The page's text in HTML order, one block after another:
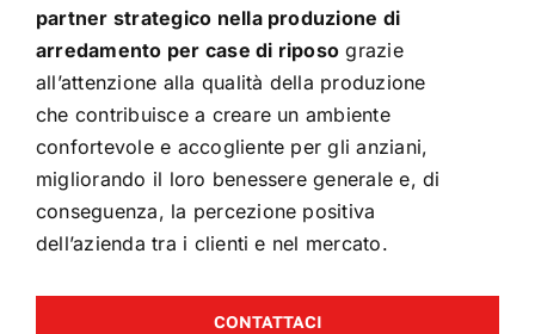
partner strategico nella produzione di
arredamento per case di riposo grazie
all’attenzione alla qualità della produzione
che contribuisce a creare un ambiente
confortevole e accogliente per gli anziani,
migliorando il loro benessere generale e, di
conseguenza, la percezione positiva
dell’azienda tra i clienti e nel mercato.
CONTATTACI